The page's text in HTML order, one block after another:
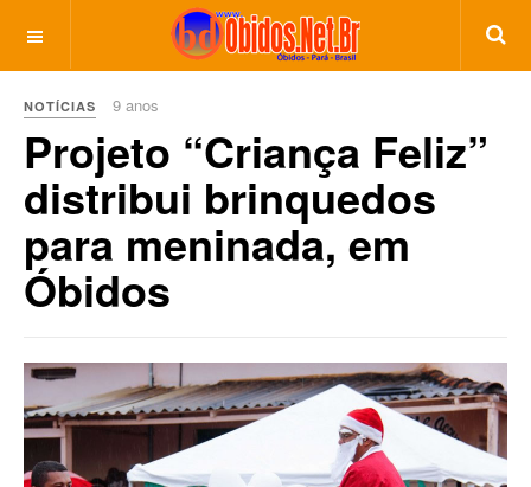
NOTÍCIAS 9 anos
Projeto “Criança Feliz”
distribui brinquedos
para meninada, em
Óbidos